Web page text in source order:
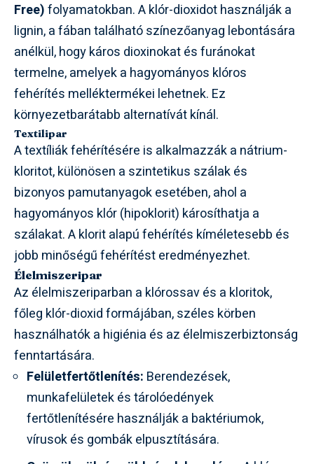
Free)folyamatokban. A klór-dioxidot használják a
lignin, a fában található színezőanyag lebontására
anélkül, hogy káros dioxinokat és furánokat
termelne, amelyek a hagyományos klóros
fehérítés melléktermékei lehetnek. Ez
környezetbarátabb alternatívát kínál.
Textilipar
A textíliák fehérítésére is alkalmazzák a nátrium-
kloritot, különösen a szintetikus szálak és
bizonyos pamutanyagok esetében, ahol a
hagyományos klór (hipoklorit) károsíthatja a
szálakat. A klorit alapú fehérítés kíméletesebb és
jobb minőségű fehérítést eredményezhet.
Élelmiszeripar
Az élelmiszeriparban a klórossav és a kloritok,
főleg klór-dioxid formájában, széles körben
használhatók a higiénia és az élelmiszerbiztonság
fenntartására.
Felületfertőtlenítés: Berendezések,
munkafelületek és tárolóedények
fertőtlenítésére használják a baktériumok,
vírusok és gombák elpusztítására.